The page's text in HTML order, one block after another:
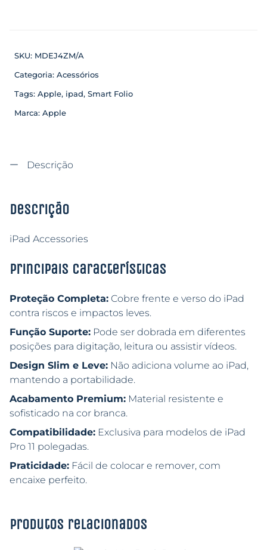
SKU: MDEJ4ZM/A
Categoria: Acessórios
Tags: Apple, ipad, Smart Folio
Marca: Apple
Descrição
Descrição
iPad Accessories
Principais características
Proteção Completa: Cobre frente e verso do iPad
contra riscos e impactos leves.
Função Suporte: Pode ser dobrada em diferentes
posições para digitação, leitura ou assistir vídeos.
Design Slim e Leve: Não adiciona volume ao iPad,
mantendo a portabilidade.
Acabamento Premium: Material resistente e
sofisticado na cor branca.
Compatibilidade: Exclusiva para modelos de iPad
Pro 11 polegadas.
Praticidade: Fácil de colocar e remover, com
encaixe perfeito.
Produtos relacionados